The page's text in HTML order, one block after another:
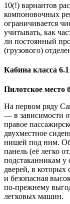
10(!) вариантов
компоновочных
ограничивается
учитывать, как
ли постоянный
(грузового)
Кабина класса 6.1
Пилотское место
На первом ряду
— в зависимости
правое
двухместное
нишей под ним.
панель (её легко
подстаканникам у
дверей, в
и безопасная
по-прежнему
легковых машин.